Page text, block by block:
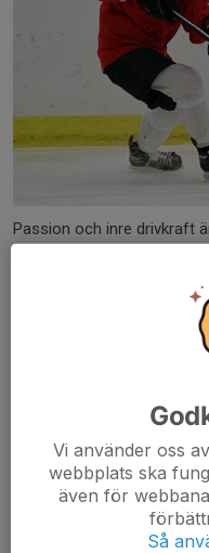
Passion och inre drivkraft
sport vi älskar allra mest,
individuella nivån där varje
Det finns alltid möjlighet
som stöttar, instruerar,
Givetvis jobbar vi på
Träffa skolans
Vi använder oss
webbplats ska
även för
Så